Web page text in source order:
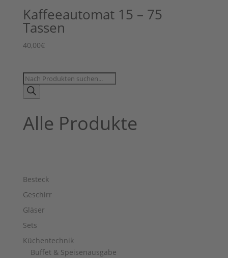
Kaffeeautomat 15 – 75
Tassen
40,00€
Products
search
Alle Produkte
Besteck
Geschirr
Gläser
Sets
Küchentechnik
Buffet & Speisenausgabe